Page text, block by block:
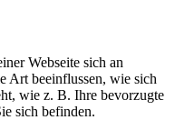
Webseite sich an
Art beeinflussen, wie sich
wie z. B. Ihre bevorzugte
sich befinden.